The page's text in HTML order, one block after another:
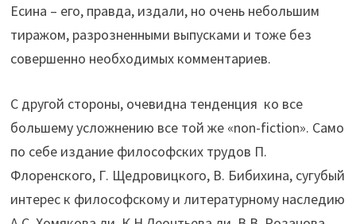
Есина – его, правда, издали, но очень небольшим
тиражом, разрозненными выпусками и тоже без
совершенно необходимых комментариев.
С другой стороны, очевидна тенденция ко все
большему усложнению все той же «non-fiction». Само
по себе издание философских трудов П.
Флоренского, Г. Щедровицкого, В. Бибихина, сугубый
интерес к философскому и литературному наследию